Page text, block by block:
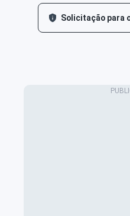
Solicitação para